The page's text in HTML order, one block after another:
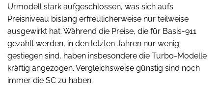
Urmodell stark aufgeschlossen, was sich aufs
Preisniveau bislang erfreulicherweise nur teilweise
ausgewirkt hat. Während die Preise, die für Basis-911
gezahlt werden, in den letzten Jahren nur wenig
gestiegen sind, haben insbesondere die Turbo-Modelle
kräftig angezogen. Vergleichsweise günstig sind noch
immer die SC zu haben.